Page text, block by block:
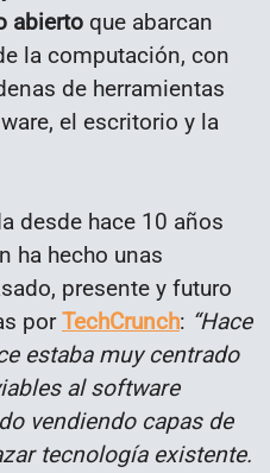
abierto que abarcan
la computación, con
de herramientas
el escritorio y la
desde hace 10 años
ha hecho unas
presente y futuro
porTechCrunch: “Hace
estaba muy centrado
al software
vendiendo capas de
tecnología existente.